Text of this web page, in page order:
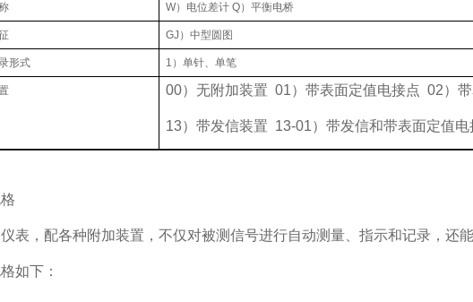
W）电位差计 Q）平衡电桥
GJ）中型圆图
形式 1）单针、单笔
00）无附加装置 01）带表面定值电接点 02）
13）带发信装置 13-01）带发信和带表面定值电
表，配各种附加装置，不仅对被测信号进行自动测量、指示和记录，还
如下：